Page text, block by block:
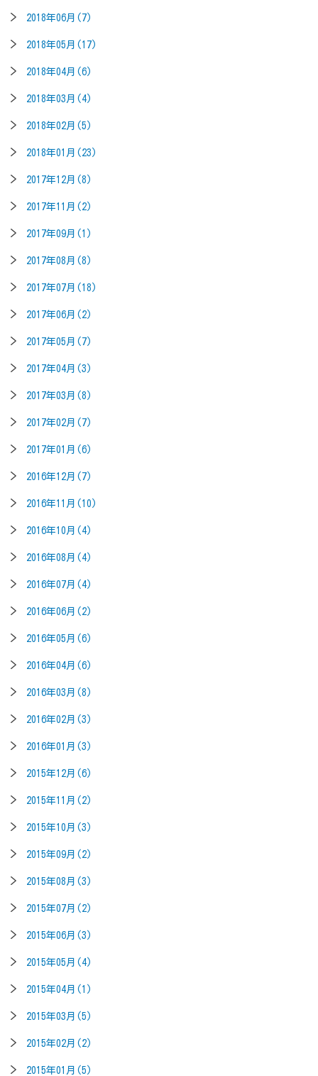
2018年06月(7)
2018年05月(17)
2018年04月(6)
2018年03月(4)
2018年02月(5)
2018年01月(23)
2017年12月(8)
2017年11月(2)
2017年09月(1)
2017年08月(8)
2017年07月(18)
2017年06月(2)
2017年05月(7)
2017年04月(3)
2017年03月(8)
2017年02月(7)
2017年01月(6)
2016年12月(7)
2016年11月(10)
2016年10月(4)
2016年08月(4)
2016年07月(4)
2016年06月(2)
2016年05月(6)
2016年04月(6)
2016年03月(8)
2016年02月(3)
2016年01月(3)
2015年12月(6)
2015年11月(2)
2015年10月(3)
2015年09月(2)
2015年08月(3)
2015年07月(2)
2015年06月(3)
2015年05月(4)
2015年04月(1)
2015年03月(5)
2015年02月(2)
2015年01月(5)